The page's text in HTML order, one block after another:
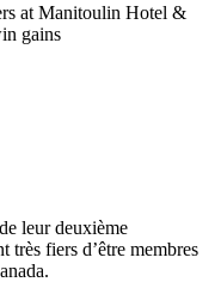
leur deuxième
très fiers d’être membres